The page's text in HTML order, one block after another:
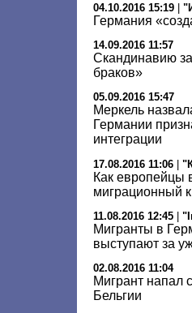
04.10.2016 15:19 |
Германия
14.09.2016 11:57
Скандинавию
браков»
05.09.2016 15:47
Меркель
Германии
интеграции
17.08.2016 11:06 |
Как европейцы
миграционный
11.08.2016 12:45
Мигранты в
выступают за
02.08.2016 11:04
Мигрант напал
Бельгии